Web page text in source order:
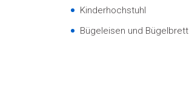
Kinderhochstuhl
Bügeleisen und Bügelbrett